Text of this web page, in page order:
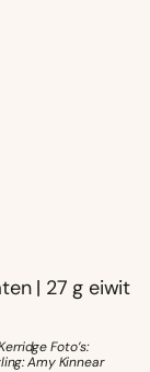
| 27 g eiwit
Foto’s:
Amy Kinnear